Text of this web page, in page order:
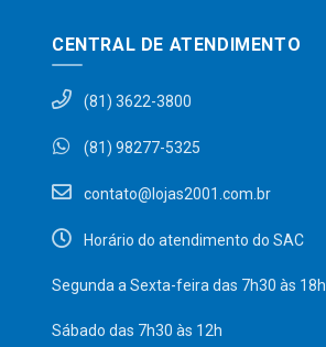
CENTRAL DE ATENDIMENTO
(81) 3622-3800
(81) 98277-5325
contato@lojas2001.com.br
Horário do atendimento do SAC
Segunda a Sexta-feira das 7h30 às 18h
Sábado das 7h30 às 12h